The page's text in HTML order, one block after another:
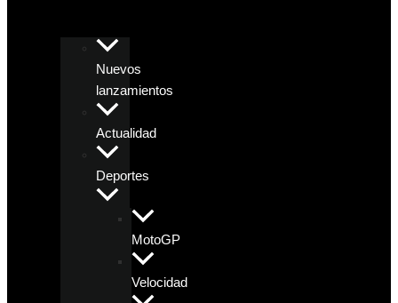
Nuevos
lanzamientos
Actualidad
Deportes
MotoGP
Velocidad